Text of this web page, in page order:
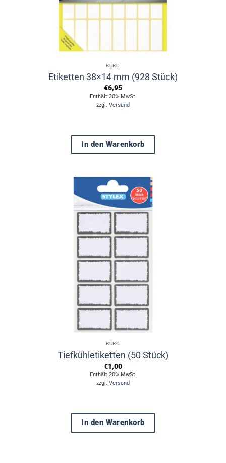
BÜRO
Etiketten 38×14 mm (928 Stück)
€6,95
Enthält 20% MwSt.
zzgl. Versand
In den Warenkorb
BÜRO
Tiefkühletiketten (50 Stück)
€1,00
Enthält 20% MwSt.
zzgl. Versand
In den Warenkorb